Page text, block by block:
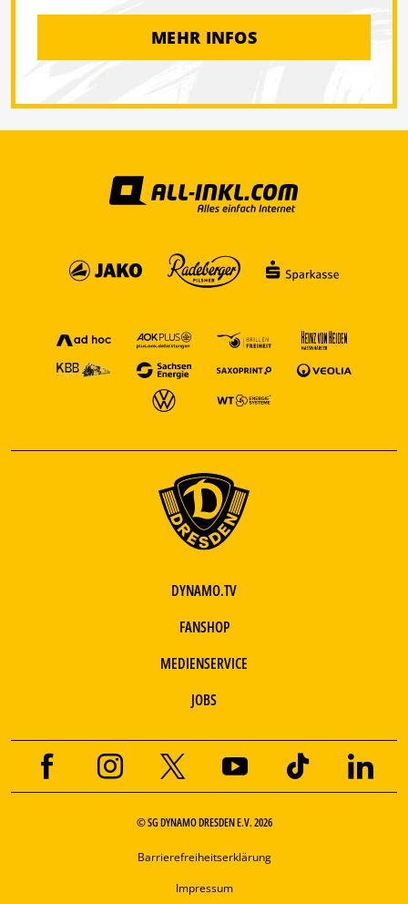
MEHR INFOS
DYNAMO.TV
FANSHOP
MEDIENSERVICE
JOBS
© SG DYNAMO DRESDEN E.V. 2026
Barrierefreiheitserklärung
Impressum